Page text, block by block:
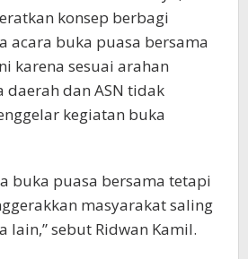
konsep berbagi
acara buka puasa bersama
karena sesuai arahan
daerah dan ASN tidak
kegiatan buka
buka puasa bersama tetapi
masyarakat saling
lain,” sebut Ridwan Kamil.